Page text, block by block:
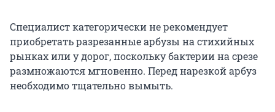
Специалист категорически не рекомендует
приобретать разрезанные арбузы на стихийных
рынках или у дорог, поскольку бактерии на срезе
размножаются мгновенно. Перед нарезкой арбуз
необходимо тщательно вымыть.